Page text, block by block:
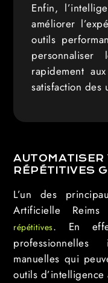
Enfin,
améliorer
outils
personnaliser
rapidement
satisfaction des
RÉPÉTITIVES
L’un des
Artificielle
répétitives. En
manuelles qui
outils